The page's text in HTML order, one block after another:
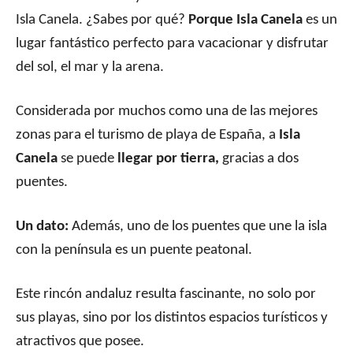
Isla Canela. ¿Sabes por qué? Porque Isla Canela es un
lugar fantástico perfecto para vacacionar y disfrutar
del sol, el mar y la arena.
Considerada por muchos como una de las mejores
zonas para el turismo de playa de España, a Isla
Canela se puede llegar por tierra, gracias a dos
puentes.
Un dato: Además, uno de los puentes que une la isla
con la península es un puente peatonal.
Este rincón andaluz resulta fascinante, no solo por
sus playas, sino por los distintos espacios turísticos y
atractivos que posee.